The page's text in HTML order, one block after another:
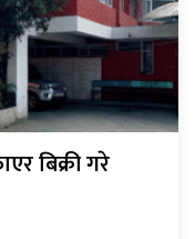
बिक्री गरे